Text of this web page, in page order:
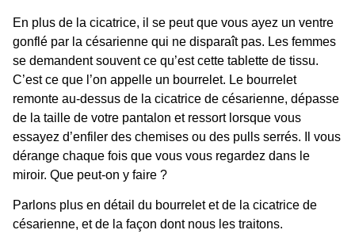
En plus de la cicatrice, il se peut que vous ayez un ventre
gonflé par la césarienne qui ne disparaît pas. Les femmes
se demandent souvent ce qu’est cette tablette de tissu.
C’est ce que l’on appelle un bourrelet. Le bourrelet
remonte au-dessus de la cicatrice de césarienne, dépasse
de la taille de votre pantalon et ressort lorsque vous
essayez d’enfiler des chemises ou des pulls serrés. Il vous
dérange chaque fois que vous vous regardez dans le
miroir. Que peut-on y faire ?
Parlons plus en détail du bourrelet et de la cicatrice de
césarienne, et de la façon dont nous les traitons.